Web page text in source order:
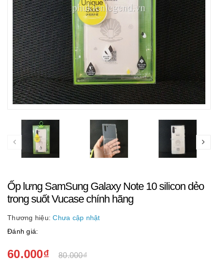
Ốp lưng SamSung Galaxy Note 10 silicon dẻo
trong suốt Vucase chính hãng
Thương hiệu: Chưa cập nhật
Đánh giá:
60.000₫ 80.000₫